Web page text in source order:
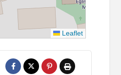
Leaflet